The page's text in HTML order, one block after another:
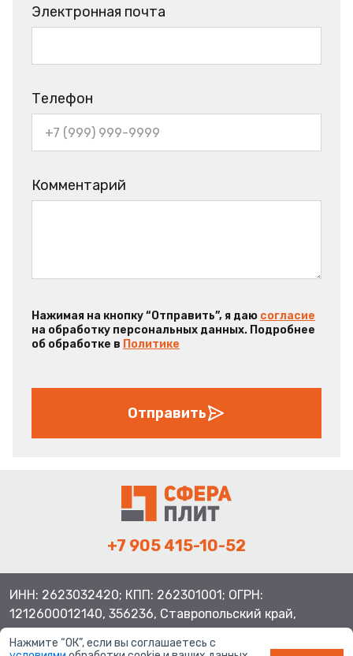
Электронная почта
Телефон
Комментарий
Нажимая на кнопку “Отправить”, я даю согласие
на обработку персональных данных. Подробнее
об обработке в Политике
Отправить
+7 905 415-10-52
ИНН: 2623032420; КПП: 262301001; ОГРН:
1212600012140, 356236, Ставропольский край,
Шпаковский район, с.Верхнерусское, ул.Батайская 3
Нажмите “ОК”, если вы соглашаетесь с